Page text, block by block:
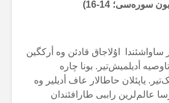
سورەسی؛ 14-16
)
ساواشئندا اۇلاجاق قادئن وە أرکگین
أدیلمیش‌تیر. بونا چارە
یاپئلان حاطالار عاف أدیلیر وە
عالم‌لرین راببی طارافئندان